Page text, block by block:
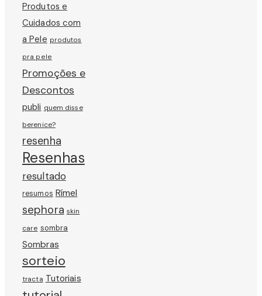
Produtos e
Cuidados com
a Pele produtos
pra pele
Promoções e
Descontos
publi quem disse
berenice?
resenha
Resenhas
resultado
resumos Rímel
sephora skin
care sombra
Sombras
sorteio
tracta Tutoriais